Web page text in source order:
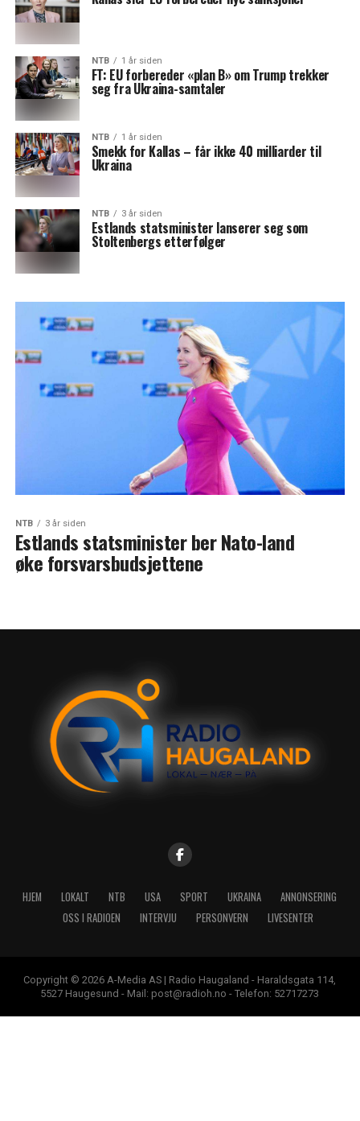
NTB 1 år siden
FT: EU forbereder «plan B» om Trump trekker
seg fra Ukraina-samtaler
NTB 1 år siden
Smekk for Kallas – får ikke 40 milliarder til
Ukraina
NTB 3 år siden
Estlands statsminister lanserer seg som
Stoltenbergs etterfølger
NTB 3 år siden
Estlands statsminister ber Nato-land
øke forsvarsbudsjettene
HJEM LOKALT NTB USA SPORT UKRAINA
ANNONSERING
OSS I RADIOEN
INTERVJU PERSONVERN LIVESENTER
Copyright © 2026 A-Media AS | Radio Haugaland - Haraldsgata 114,
5527 Haugesund - Mail: post@radioh.no - Telefon: 52717273